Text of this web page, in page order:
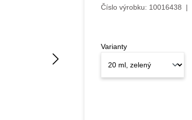
Číslo výrobku: 10016438 |
Varianty